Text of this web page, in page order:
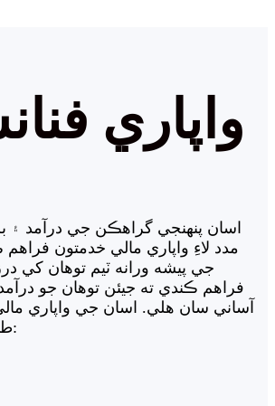
واپاري
اسان پنهنجي گراهڪن جي درآمد ۽
مدد لاءِ واپاري مالي خدمتون
جي پيشه ورانه ٽيم توهان کي
فراهم ڪندي ته جيئن توهان جو
آساني سان هلي. اسان جي واپاري
طور تي شامل آهن: